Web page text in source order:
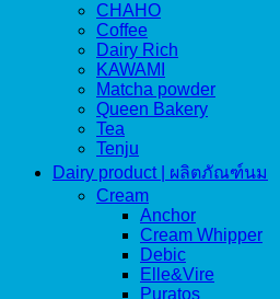
CHAHO
Coffee
Dairy Rich
KAWAMI
Matcha powder
Queen Bakery
Tea
Tenju
Dairy product | ผลิตภัณฑ์นม
Cream
Anchor
Cream Whipper
Debic
Elle&Vire
Puratos